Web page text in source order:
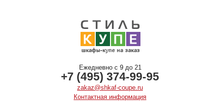
Ежедневно с 9 до 21
+7 (495) 374-99-95
zakaz@shkaf-coupe.ru
Контактная информация